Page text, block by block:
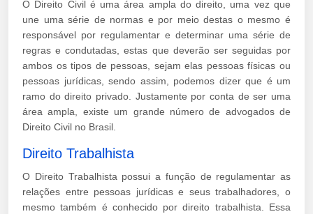
O Direito Civil é uma área ampla do direito, uma vez que
une uma série de normas e por meio destas o mesmo é
responsável por regulamentar e determinar uma série de
regras e condutadas, estas que deverão ser seguidas por
ambos os tipos de pessoas, sejam elas pessoas físicas ou
pessoas jurídicas, sendo assim, podemos dizer que é um
ramo do direito privado. Justamente por conta de ser uma
área ampla, existe um grande número de advogados de
Direito Civil no Brasil.
Direito Trabalhista
O Direito Trabalhista possui a função de regulamentar as
relações entre pessoas jurídicas e seus trabalhadores, o
mesmo também é conhecido por direito trabalhista. Essa